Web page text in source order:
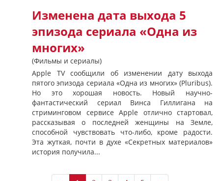
Изменена дата выхода 5
эпизода сериала «Одна из
многих»
(Фильмы и сериалы)
Apple TV сообщили об изменении дату выхода
пятого эпизода сериала «Одна из многих» (Pluribus).
Но это хорошая новость. Новый научно-
фантастический сериал Винса Гиллигана на
стриминговом сервисе Apple отлично стартовал,
рассказывая о последней женщины на Земле,
способной чувствовать что-либо, кроме радости.
Эта жуткая, почти в духе «Секретных материалов»
история получила...